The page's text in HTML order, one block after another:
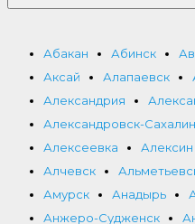
Абакан Абинск
Аксай
Алапаевск
Александрия
Александровск-
Алексеевка
Алексин
Алчевск
Амурск
Анадырь
Анжеро-Судженск